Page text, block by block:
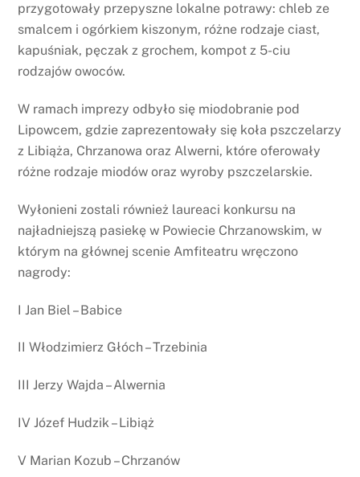
przygotowały przepyszne lokalne potrawy: chleb ze
smalcem i ogórkiem kiszonym, różne rodzaje ciast,
kapuśniak, pęczak z grochem, kompot z 5-ciu
rodzajów owoców.
W ramach imprezy odbyło się miodobranie pod
Lipowcem, gdzie zaprezentowały się koła pszczelarzy
z Libiąża, Chrzanowa oraz Alwerni, które oferowały
różne rodzaje miodów oraz wyroby pszczelarskie.
Wyłonieni zostali również laureaci konkursu na
najładniejszą pasiekę w Powiecie Chrzanowskim, w
którym na głównej scenie Amfiteatru wręczono
nagrody:
I Jan Biel – Babice
II Włodzimierz Głóch – Trzebinia
III Jerzy Wajda – Alwernia
IV Józef Hudzik – Libiąż
V Marian Kozub – Chrzanów